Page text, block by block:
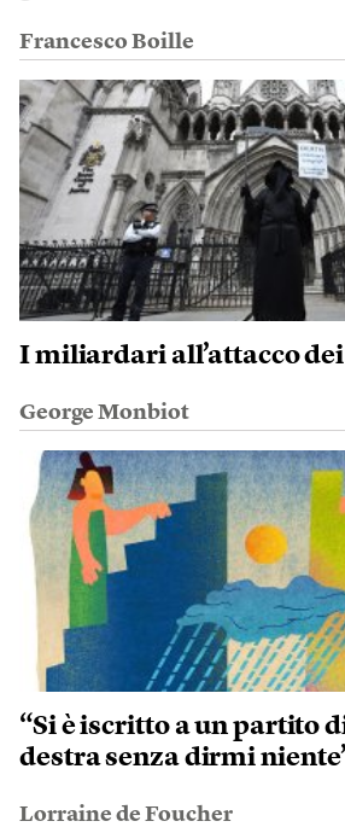
Francesco Boille
I miliardari all’attacco
George Monbiot
“Si è iscritto a un partito
destra senza dirmi
Lorraine de Foucher